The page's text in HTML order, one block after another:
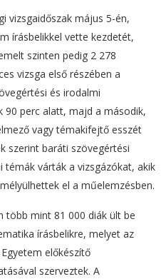
vizsgaidőszak május 5-én,
írásbelikkel vette kezdetét,
szinten pedig 2 278
vizsga első részében a
és irodalmi
perc alatt, majd a második,
vagy témakifejtő esszét
szerint baráti szövegértési
témák várták a vizsgázókat, akik
el a műelemzésben.
több mint 81 000 diák ült be
írásbelikre, melyet az
előkészítő
szerveztek. A